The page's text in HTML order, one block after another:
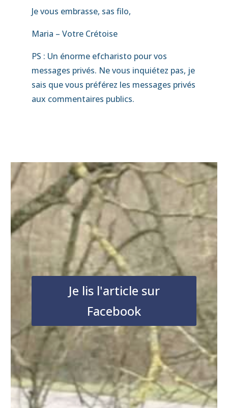
Je vous embrasse, sas filo,
Maria – Votre Crétoise
PS : Un énorme efcharisto pour vos
messages privés. Ne vous inquiétez pas, je
sais que vous préférez les messages privés
aux commentaires publics.
Je lis l'article sur
Facebook